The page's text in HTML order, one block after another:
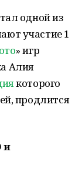
одной из
участие 1
» игр
Алия
которого
продлится
и